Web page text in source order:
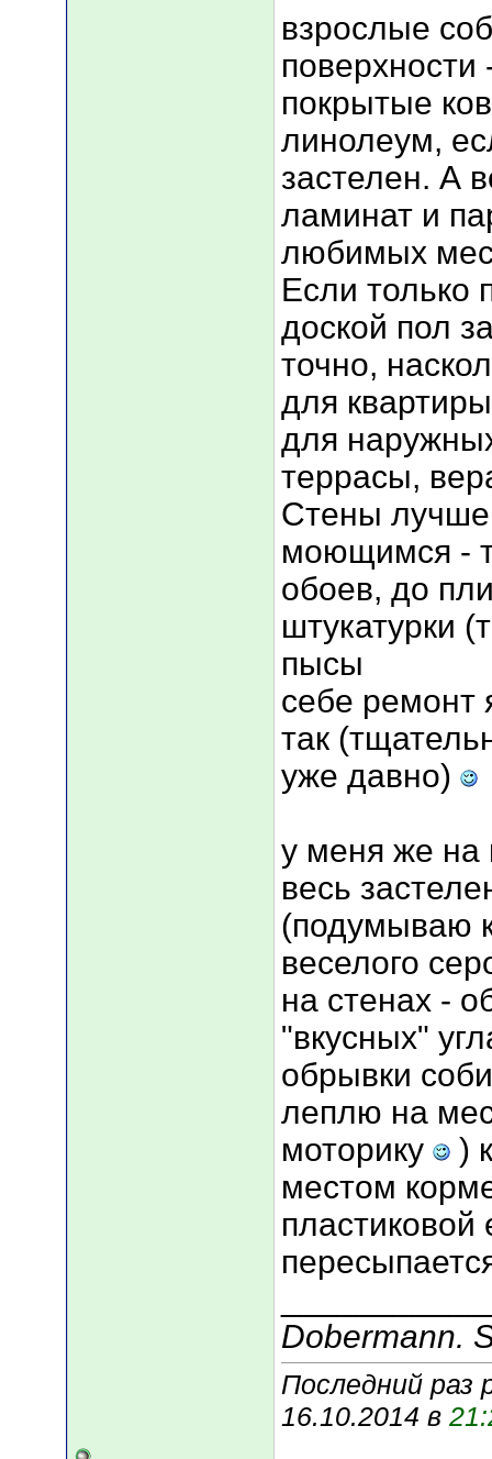
взрослые
поверхности
покрытые
линолеум,
застелен. А
ламинат и
любимых
Если только
доской пол
точно,
для
для
террасы,
Стены лучше
моющимся -
обоев, до
штукатурки
пысы
себе ремонт
так
уже давно)
у меня же на
весь
(подумываю
веселого
на стенах -
"вкусных"
обрывки
леплю на
моторику
)
местом
пластиковой
Dobermann.
Последний раз
16.10.2014 в